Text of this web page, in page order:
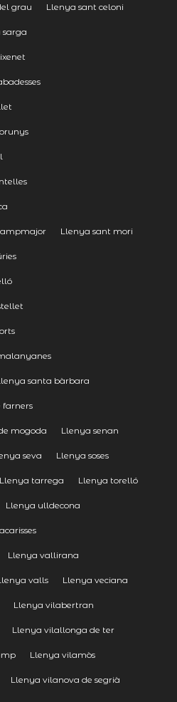
grau Llenya sant celoni
sarga
Llenya sant mori
santa bàrbara
farners
mogoda Llenya senan
seva Llenya soses
Llenya tarrega Llenya torelló
Llenya ulldecona
Llenya vallirana
valls Llenya veciana
Llenya vilabertran
Llenya vilallonga de ter
Llenya vilamòs
Llenya vilanova de segrià